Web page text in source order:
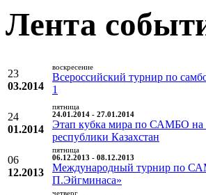
Лента
23
03.2014
воскресение
Всероссийский турнир по
1
24
01.2014
пятница
24.01.2014 - 27.01.2014
Этап кубка мира по САМБО на
республики Казахстан
06
12.2013
пятница
06.12.2013 - 08.12.2013
Международный турнир по
П.Эйгминаса»